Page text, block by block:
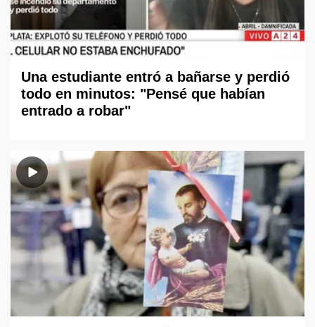
Una estudiante entró a bañarse y perdió
todo en minutos: "Pensé que habían
entrado a robar"